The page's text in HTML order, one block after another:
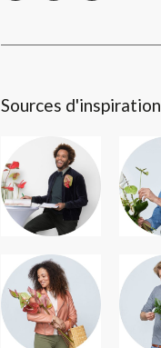
Sources d'inspiration